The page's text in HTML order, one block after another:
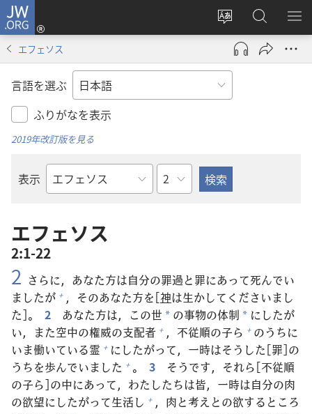
JW.ORG
サ
イ
ト
の
言
え
る
ロ
グ
ン
し
で
開
JW.ORG
の
検
メ
を
エフェソス
言語を選ぶ
ふりがなを表示
2019年改訂版を見る
表示
聖
の
書
名
章
エフェソス
2:1-22
2 さらに，あなた方は自分の罪過と罪にあって死んでい
ましたが + ，そのあなた方を[神は生かしてくださいまし
た]。
2 あなた方は，この世 * の事物の体制 * にしたが
い，また空中の権威の支配者 + ， 不従順の子ら + のうちに
いま働いている霊 + にしたがって， 一時はそうした[罪]の
うちを歩んでいました + 。 3 そうです，それら[不従順
の子ら]の中にあって，わたしたちは皆， 一時は自分の肉
の欲望にしたがって生活し + ， 肉と考えとの欲するところ